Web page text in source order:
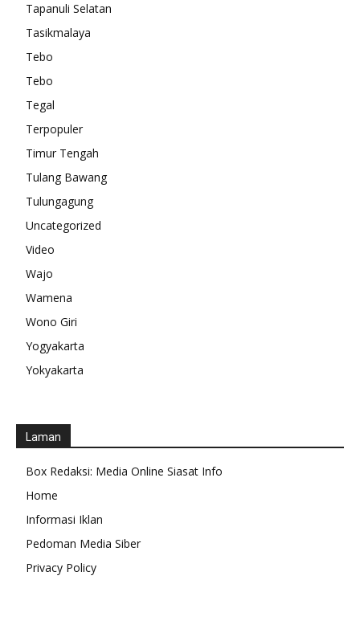
Tapanuli Selatan
Tasikmalaya
Tebo
Tebo
Tegal
Terpopuler
Timur Tengah
Tulang Bawang
Tulungagung
Uncategorized
Video
Wajo
Wamena
Wono Giri
Yogyakarta
Yokyakarta
Laman
Box Redaksi: Media Online Siasat Info
Home
Informasi Iklan
Pedoman Media Siber
Privacy Policy